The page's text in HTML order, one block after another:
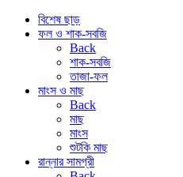
বিশেষ ছাড়
ফল ও শাক-সবজি
Back
শাক-সবজি
তাজা-ফল
মাংস ও মাছ
Back
মাছ
মাংস
শুটকি মাছ
রান্নার সামগ্রী